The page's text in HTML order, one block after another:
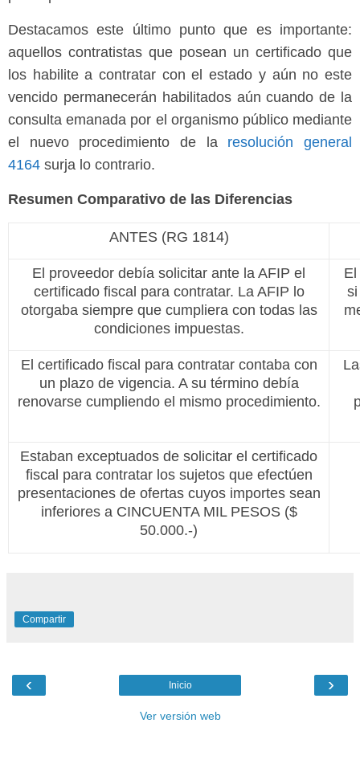
Destacamos este último punto que es importante:
aquellos contratistas que posean un certificado que
los habilite a contratar con el estado y aún no este
vencido permanecerán habilitados aún cuando de la
consulta emanada por el organismo público mediante
el nuevo procedimiento de la resolución general
4164 surja lo contrario.
Resumen Comparativo de las Diferencias
ANTES (RG 1814)
El proveedor debía solicitar ante la AFIP el
certificado fiscal para contratar. La AFIP lo
otorgaba siempre que cumpliera con todas las
condiciones impuestas.
El certificado fiscal para contratar contaba con
un plazo de vigencia. A su término debía
renovarse cumpliendo el mismo procedimiento.
Estaban exceptuados de solicitar el certificado
fiscal para contratar los sujetos que efectúen
presentaciones de ofertas cuyos importes sean
inferiores a CINCUENTA MIL PESOS ($
50.000.-)
Compartir
‹ ›
Inicio
Ver versión web